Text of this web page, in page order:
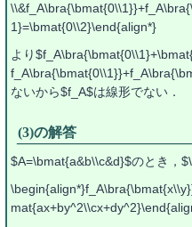
1}=\bmat{0\\2}\end{align*}
より
ないから$f_A$は線形でない．
(3)の解答
$A=\bmat{a&b\\c&d}$のとき，